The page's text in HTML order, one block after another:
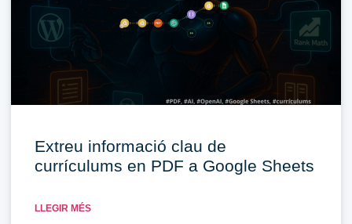
Extreu informació clau de
currículums en PDF a Google Sheets
LLEGIR MÉS